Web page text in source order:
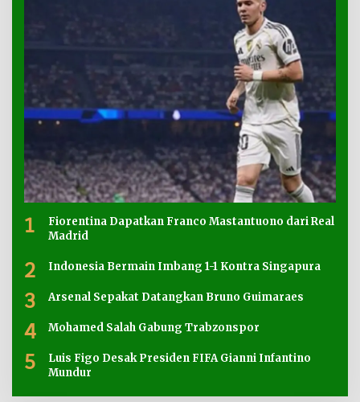
1
Fiorentina Dapatkan Franco Mastantuono dari Real
Madrid
2 Indonesia Bermain Imbang 1-1 Kontra Singapura
3 Arsenal Sepakat Datangkan Bruno Guimaraes
4 Mohamed Salah Gabung Trabzonspor
5
Luis Figo Desak Presiden FIFA Gianni Infantino
Mundur